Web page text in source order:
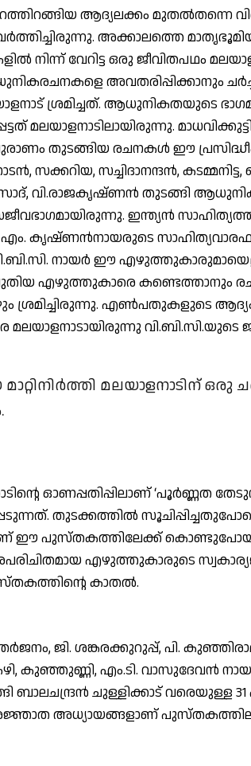
ആദ്യലക്കം മുതല്‍തന്നെ
അക്കാലത്തെ
നിന്ന് വേറിട്ട ഒരു ജീവിതപഥം
അവതരിപ്പിക്കാനും
ശ്രമിച്ചത്. ആധുനികതയുടെ
മലയാളനാടിലായിരുന്നു.
തുടങ്ങിയ രചനകള്‍ ഈ
സക്കറിയ, സച്ചിദാനന്ദന്‍, കടമ്മനിട്ട,
വി.രാജകൃഷ്ണന്‍ തുടങ്ങി
ഇന്ത്യന്‍
എം. കൃഷ്ണന്‍നായരുടെ
നായര്‍ ഈ
എഴുത്തുകാരെ കണ്ടെത്താനും
ശ്രമിച്ചിരുന്നു. എണ്‍പതുകളുടെ
വി.ബി.സി.യുടെ
മലയാളനാടിന് ഒരു
ഓണപ്പതിപ്പിലാണ് ‘പൂര്‍ണ്ണത
തുടക്കത്തില്‍
ഈ പുസ്തകത്തിലേക്ക്
എഴുത്തുകാരുടെ
കാതല്‍.
ജി. ശങ്കരക്കുറുപ്പ്, പി.
കുഞ്ഞുണ്ണി, എം.ടി. വാസുദേവന്‍
ബാലചന്ദ്രന്‍ ചുള്ളിക്കാട് വരെയുള്ള
അജ്ഞാത അധ്യായങ്ങളാണ്